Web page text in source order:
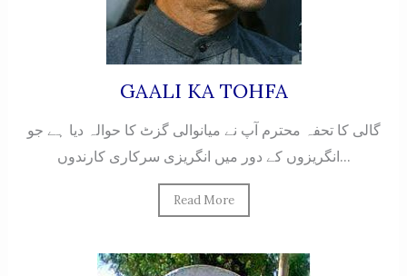
GAALI KA TOHFA
گالی کا تحفہ محترم آپ نے میانوالی گزٹ کا حوالہ دیا ہے جو
انگریزوں کے دور میں انگریزی سرکاری کارندوں...
Read More